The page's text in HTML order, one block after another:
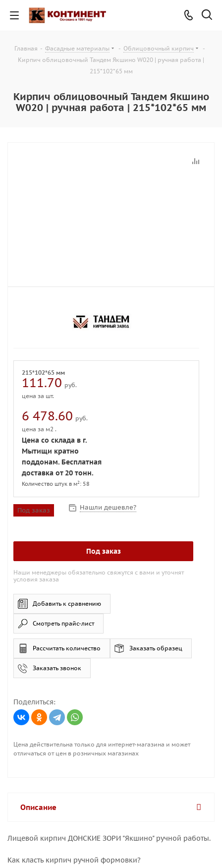
Главная - Фасадные материалы - Облицовочный кирпич
-
Кирпич облицовочный Тандем Якшино W020 | ручная работа |
215*102*65 мм
Кирпич облицовочный Тандем Якшино
W020 | ручная работа | 215*102*65 мм
215*102*65 мм
111.70 руб.
цена за шт.
6 478.60 руб.
цена за м2 .
Цена со склада в г.
Мытищи кратно
поддонам. Бесплатная
доставка от 20 тонн.
Количество штук в м2 : 58
Под заказ Нашли дешевле?
Под заказ
Наши менеджеры обязательно свяжутся с вами и уточнят
условия заказа
Смотреть прайс-лист
Добавить к сравнению
Рассчитать количество Заказать образец
Заказать звонок
Поделиться:
Цена действительна только для интернет-магазина и может
отличаться от цен в розничных магазинах
Описание
Лицевой кирпич ДОНСКИЕ ЗОРИ "Якшино" ручной работы.
Как класть кирпич ручной формовки?